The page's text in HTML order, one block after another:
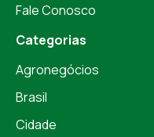
Fale Conosco
Categorias
Agronegócios
Brasil
Cidade